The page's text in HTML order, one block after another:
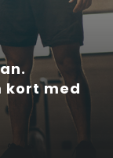
kort med